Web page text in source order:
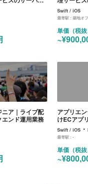
Swift / iOS
最寄駅 :築地オ
単価（税抜
ア｜ライブ配
ンド運用業務
アプリエ
けECアプ
Swift / iOS ・
最寄駅 :-
単価（税抜